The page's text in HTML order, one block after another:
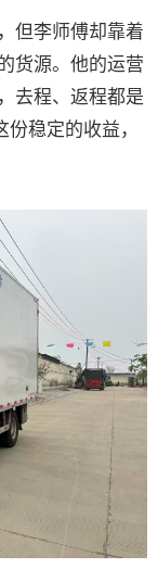
但李师傅却靠着
货源。他的运营
去程、返程都是
稳定的收益，